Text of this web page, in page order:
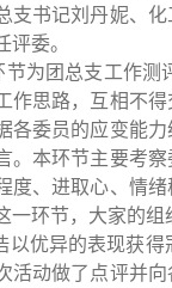
书记刘丹妮、化
委。
为团总支工作测
作思路，互相不
各委员的应变能力
。 本环节主要考
、进取心、情绪
一环节， 大家的组
以优异的表现获
活动做了 点评并